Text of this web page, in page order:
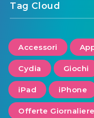
Tag Cloud
Accessori
Cydia Giochi
iPad iPhone
Offerte Giornaliere